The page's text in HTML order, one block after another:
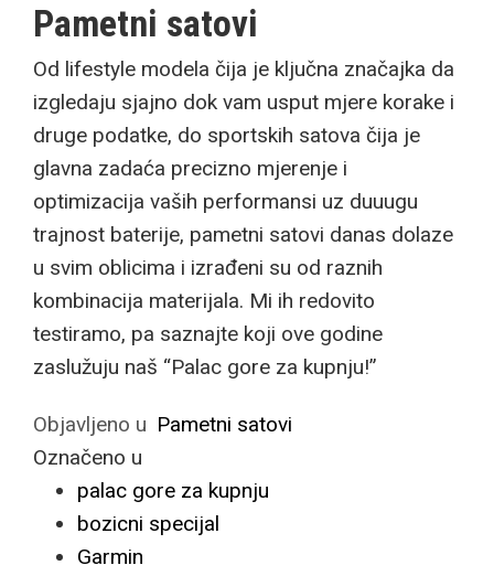
Pametni satovi
Od lifestyle modela čija je ključna značajka da
izgledaju sjajno dok vam usput mjere korake i
druge podatke, do sportskih satova čija je
glavna zadaća precizno mjerenje i
optimizacija vaših performansi uz duuugu
trajnost baterije, pametni satovi danas dolaze
u svim oblicima i izrađeni su od raznih
kombinacija materijala. Mi ih redovito
testiramo, pa saznajte koji ove godine
zaslužuju naš “Palac gore za kupnju!”
Objavljeno u Pametni satovi
Označeno u
palac gore za kupnju
bozicni specijal
Garmin